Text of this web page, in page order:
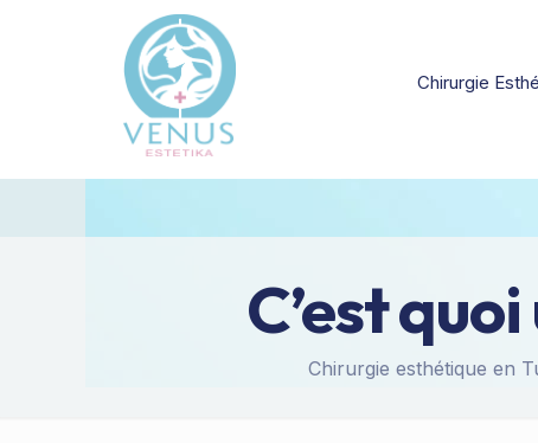
Chirurgie
C’est
Chirurgie esthétique en